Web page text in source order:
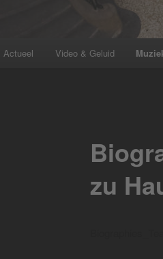
Actueel Video & Geluid
zu